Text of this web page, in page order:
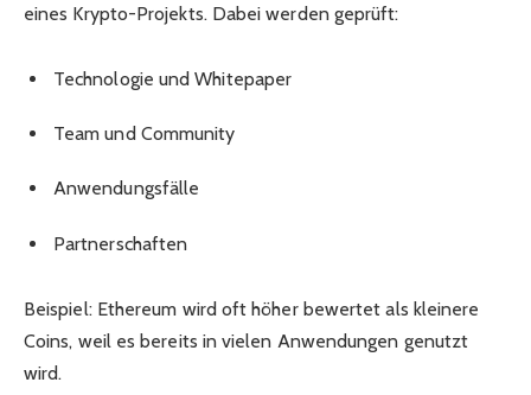
eines Krypto-Projekts. Dabei werden geprüft:
Technologie und Whitepaper
Team und Community
Anwendungsfälle
Partnerschaften
Beispiel: Ethereum wird oft höher bewertet als kleinere
Coins, weil es bereits in vielen Anwendungen genutzt
wird.